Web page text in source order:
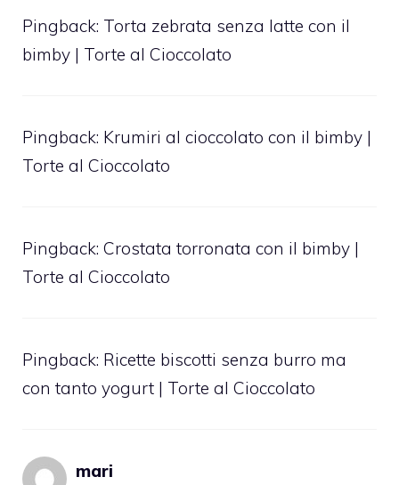
Pingback: Torta zebrata senza latte con il
bimby | Torte al Cioccolato
Pingback: Krumiri al cioccolato con il bimby |
Torte al Cioccolato
Pingback: Crostata torronata con il bimby |
Torte al Cioccolato
Pingback: Ricette biscotti senza burro ma
con tanto yogurt | Torte al Cioccolato
mari